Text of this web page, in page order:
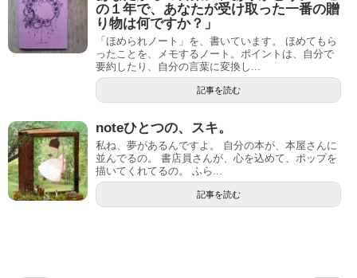
の１年で、あなたが受け取った一番の贈
り物は何ですか？」
「ほめられノート」を、書いています。 ほめてもら
ったことを、メモするノート。ポイントは、自分で
要約したり、自分の言葉に変換し...
記事を読む
noteひとつの、スキ。
私ね、夢があるんですよ。 自分の本が、本屋さんに
並んでるの。 書店員さんが、心を込めて、ポップを
描いてくれてるの。 ふら...
記事を読む